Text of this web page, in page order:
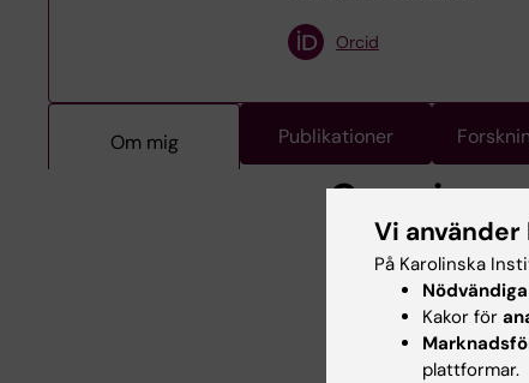
Orcid
Om mig Publikationer
Om mig
Jag är professor i
biostatistik vid
svenska
kvalitet i vården
Vi
På Karolinska
Nödvändiga
Kakor för
plattformar.